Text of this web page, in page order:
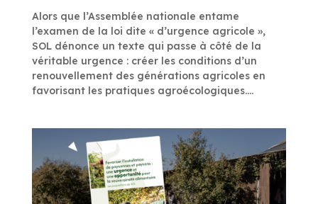
Alors que l’Assemblée nationale entame
l’examen de la loi dite « d’urgence agricole »,
SOL dénonce un texte qui passe à côté de la
véritable urgence : créer les conditions d’un
renouvellement des générations agricoles en
favorisant les pratiques agroécologiques....